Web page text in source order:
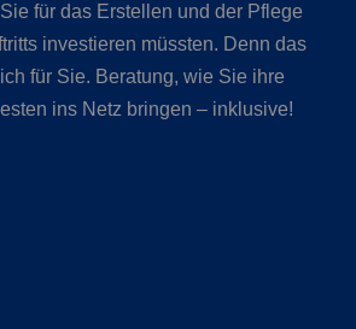
für das Erstellen und der Pflege
investieren müssten. Denn das
für Sie. Beratung, wie Sie ihre
ins Netz bringen – inklusive!